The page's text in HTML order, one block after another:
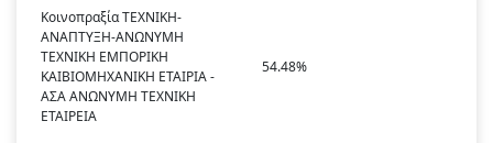
Κοινοπραξία ΤΕΧΝΙΚΗ-
ΑΝΑΠΤΥΞΗ-ΑΝΩΝΥΜΗ
ΤΕΧΝΙΚΗ ΕΜΠΟΡΙΚΗ
ΚΑΙΒΙΟΜΗΧΑΝΙΚΗ ΕΤΑΙΡΙΑ -
ΑΣΑ ΑΝΩΝΥΜΗ ΤΕΧΝΙΚΗ
ΕΤΑΙΡΕΙΑ
54.48%